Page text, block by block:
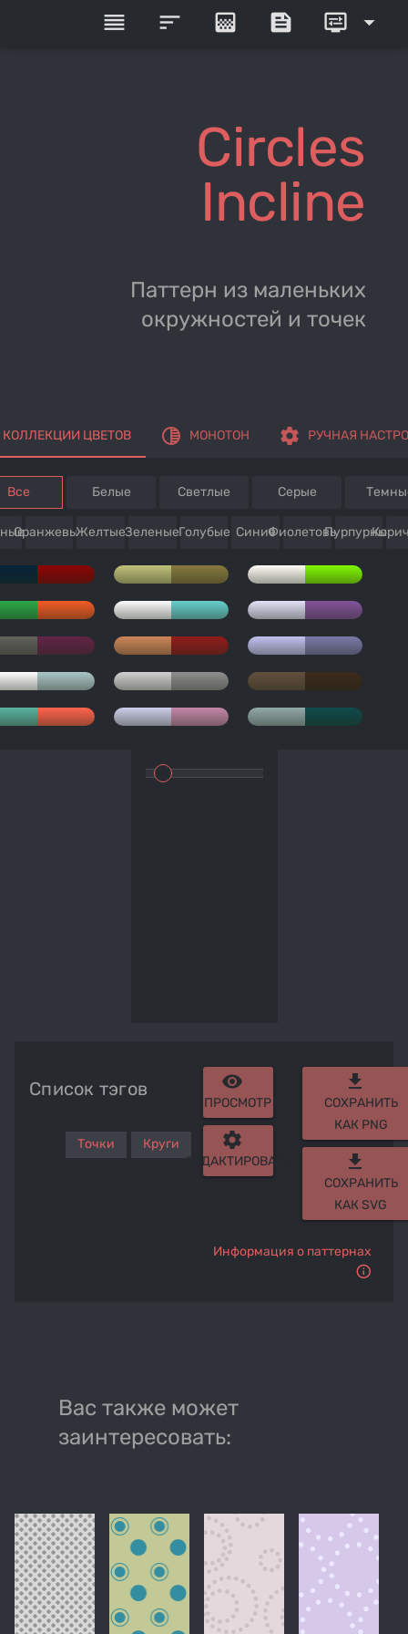
reorder sort gradient feed display_settings arrow_drop_down
Circles
Incline
Паттерн из маленьких
окружностей и точек
КОЛЛЕКЦИИ ЦВЕТОВ tonality МОНОТОН settings РУЧНАЯ
Все Белые Светлые Серые
ОранжевыеЖелтыеЗеленыеГолубые СиниеФиолетовыеПурпурные
Список тэгов
Точки Круги
remove_red_eye
ПРОСМОТР
settings
РЕДАКТИРОВАТЬ
get_app
СОХРАНИТЬ
КАК PNG
get_app
СОХРАНИТЬ
КАК SVG
Информация о паттернах
Вас также может
заинтересовать: